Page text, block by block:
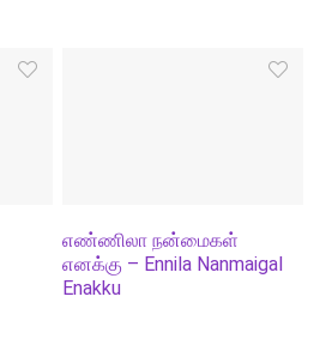
எண்ணிலா நன்மைகள்
எனக்கு – Ennila Nanmaigal
Enakku